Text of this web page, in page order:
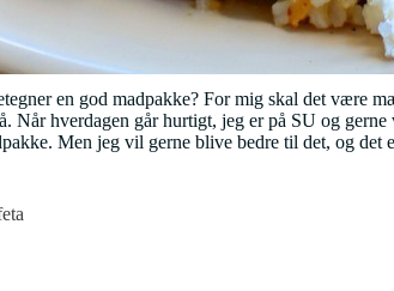
en god madpakke? For mig skal det være
Når hverdagen går hurtigt, jeg er på SU og
Men jeg vil gerne blive bedre til det, og